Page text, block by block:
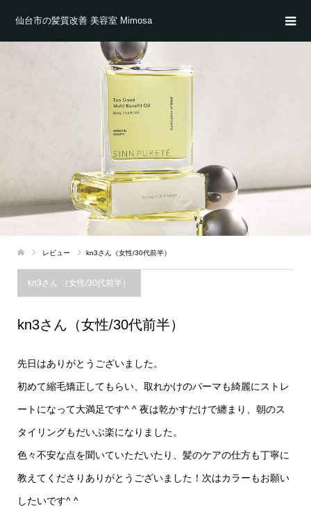
仙台市の髪質改善 美容室 Mimosa
レビュー kn3さん（女性/30代前半）
kn3さん （女性/30代前半）
kn3さん（女性/30代前半）
先日はありがとうございました。
初めて縮毛矯正してもらい、取れかけのパーマも綺麗にストレ
ートになって大満足です^ ^ 夜は乾かすだけで纏まり、朝のス
タイリングもだいぶ楽になりました。
色々不安な点を聞いていただいたり、髪のケアの仕方も丁寧に
教えてくださりありがとうございました！次はカラーもお願い
したいです^ ^